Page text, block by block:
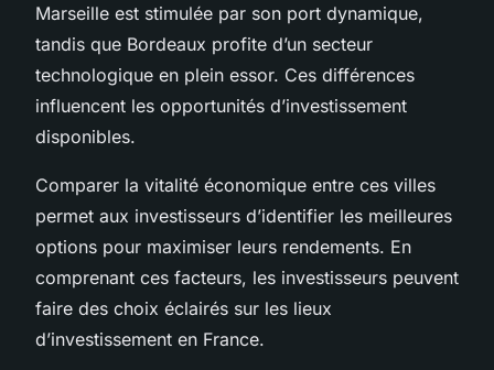
Marseille est stimulée par son port dynamique,
tandis que Bordeaux profite d’un secteur
technologique en plein essor. Ces différences
influencent les opportunités d’investissement
disponibles.
Comparer la vitalité économique entre ces villes
permet aux investisseurs d’identifier les meilleures
options pour maximiser leurs rendements. En
comprenant ces facteurs, les investisseurs peuvent
faire des choix éclairés sur les lieux
d’investissement en France.